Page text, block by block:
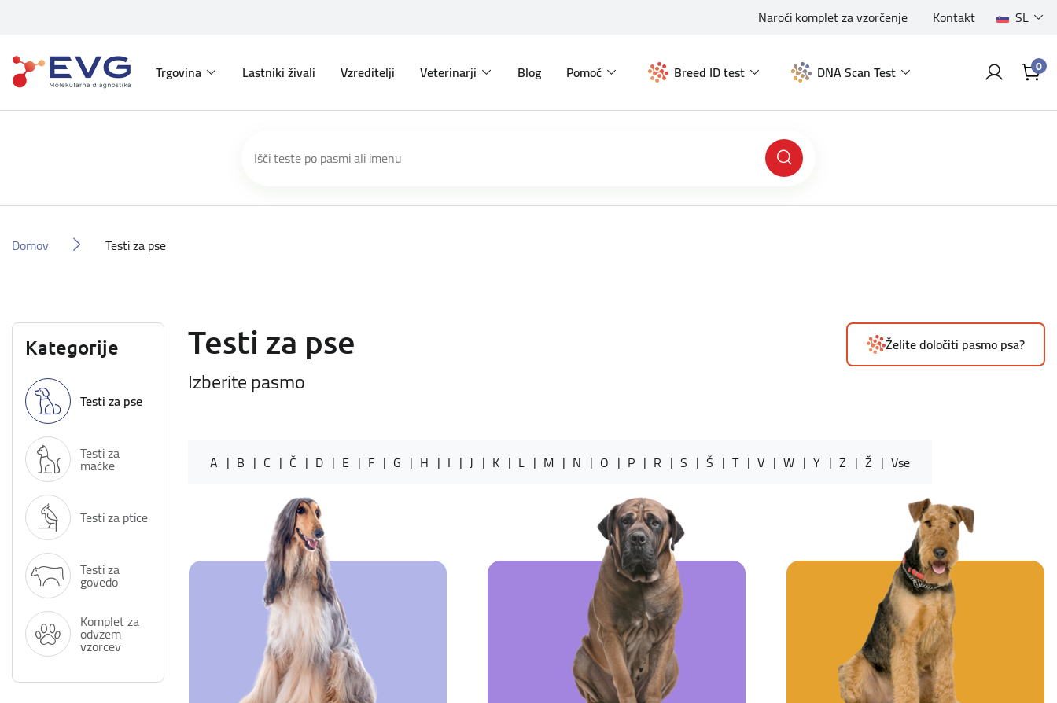
Naroči komplet za vzorčenje Kontakt SL
Trgovina Lastniki živali Vzreditelji Veterinarji Blog Pomoč Breed ID test DNA Scan Test 0
Domov Testi za pse
Kategorije
Testi za pse
Testi za
mačke
Testi za ptice
Testi za
govedo
Komplet za
odvzem
vzorcev
Testi za pse
Izberite pasmo
Želite določiti pasmo psa?
A B C Č D E F G H I J K L M N O P R S Š T V W Y Z Ž Vse